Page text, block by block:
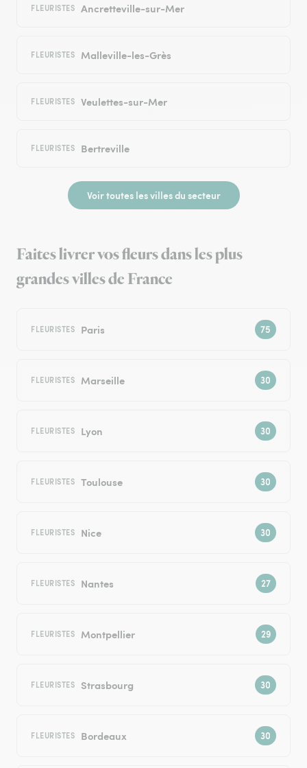
FLEURISTES Ancretteville-sur-Mer
FLEURISTES Malleville-les-Grès
FLEURISTES Veulettes-sur-Mer
FLEURISTES Bertreville
Voir toutes les villes du secteur
Faites livrer vos fleurs dans les plus
grandes villes de France
FLEURISTES Paris
FLEURISTES Marseille
FLEURISTES Lyon
FLEURISTES Toulouse
FLEURISTES Nice
FLEURISTES Nantes
FLEURISTES Montpellier
FLEURISTES Strasbourg
FLEURISTES Bordeaux